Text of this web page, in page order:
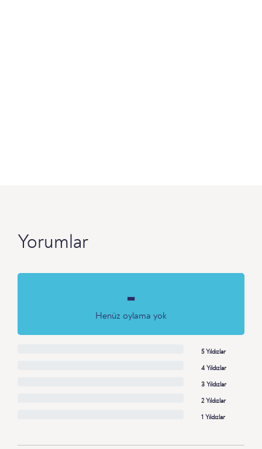
Yorumlar
-
Henüz oylama yok
5 Yıldızlar
4 Yıldızlar
3 Yıldızlar
2 Yıldızlar
1 Yıldızlar